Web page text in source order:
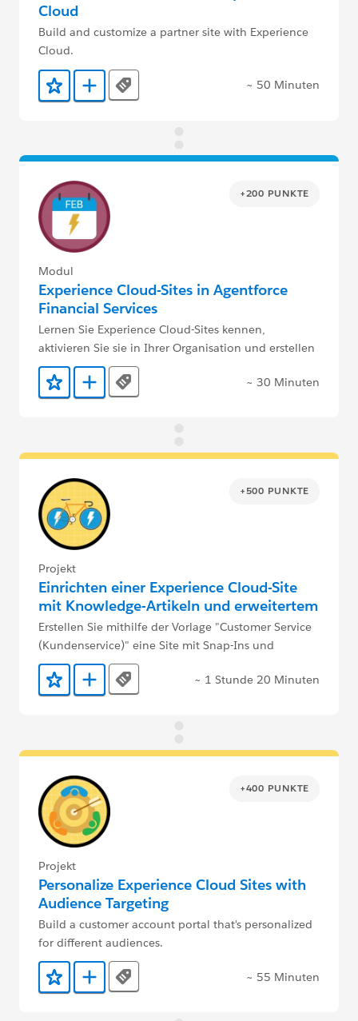
Cloud
Build and customize a partner site with Experience
Cloud.
Zu Favoriten hinzufügen
Zu Trailmix hinzufügen
Tags ~ 50 Minuten
+200 PUNKTE
Modul
Experience Cloud-Sites in Agentforce
Financial Services
Lernen Sie Experience Cloud-Sites kennen,
aktivieren Sie sie in Ihrer Organisation und erstellen
Sie Ihre erste Site.
Zu Favoriten hinzufügen
Zu Trailmix hinzufügen
Tags ~ 30 Minuten
+500 PUNKTE
Projekt
Einrichten einer Experience Cloud-Site
mit Knowledge-Artikeln und erweitertem
Chat
Erstellen Sie mithilfe der Vorlage "Customer Service
(Kundenservice)" eine Site mit Snap-Ins und
Knowledge-Artikeln.
Zu Favoriten hinzufügen
Zu Trailmix hinzufügen
Tags ~ 1 Stunde 20 Minuten
+400 PUNKTE
Projekt
Personalize Experience Cloud Sites with
Audience Targeting
Build a customer account portal that's personalized
for different audiences.
Zu Favoriten hinzufügen
Zu Trailmix hinzufügen
Tags ~ 55 Minuten